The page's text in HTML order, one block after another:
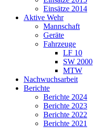
Einsätze 2014
Aktive Wehr
Mannschaft
Geräte
Fahrzeuge
LF 10
SW 2000
MTW
Nachwuchsarbeit
Berichte
Berichte 2024
Berichte 2023
Berichte 2022
Berichte 2021